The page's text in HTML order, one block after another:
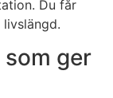
Du får
ger